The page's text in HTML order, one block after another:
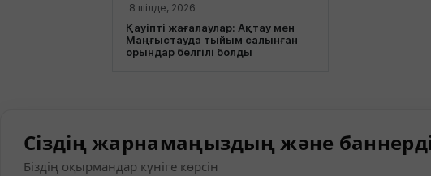
8 шілде, 2026
Қауіпті жағалаулар: Ақтау мен
Маңғыстауда тыйым салынған
орындар белгілі болды
Сіздің жарнамаңыздың және
Біздің оқырмандар күніге көрсін